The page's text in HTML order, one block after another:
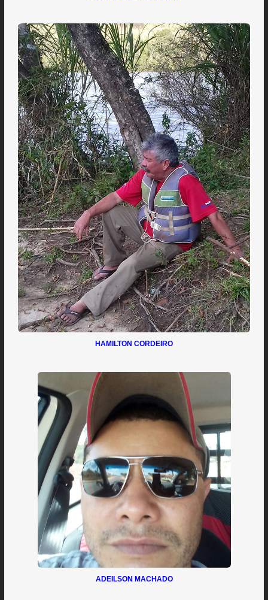
HAMILTON CORDEIRO
ADEILSON MACHADO